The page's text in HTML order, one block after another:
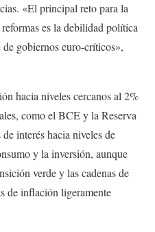
«El principal reto para la
es la debilidad política
gobiernos euro-críticos»,
hacia niveles cercanos al 2%
como el BCE y la Reserva
interés hacia niveles de
y la inversión, aunque
verde y las cadenas de
de inflación ligeramente